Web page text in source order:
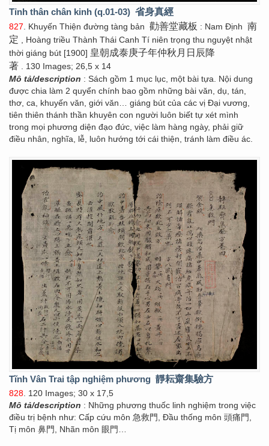
Tỉnh thân chân kinh (q.01-03) 省身真經
827 . Khuyến Thiện đường tàng bản 勸善堂藏板 : Nam Định 南
定 , Hoàng triều Thành Thái Canh Tí niên trọng thu nguyệt nhật
thời giáng bút [1900] 皇朝成泰庚子年仲秋月日辰降
著 . 130 Images; 26,5 x 14
Mô tả/description : Sách gồm 1 mục lục, một bài tựa. Nội dung
được chia làm 2 quyển chính bao gồm những bài văn, dụ, tán,
thơ, ca, khuyến văn, giới văn… giáng bút của các vị Đại vương,
tiên thiên thánh thần khuyên con người luôn biết tự xét mình
trong mọi phương diện đạo đức, việc làm hàng ngày, phải giữ
điều nhân, nghĩa, lễ, luôn hướng tới cái thiện, tránh làm điều ác.
Tĩnh Vân Trai tập nghiệm phương 靜耘齋集驗方
828 . 120 Images; 30 x 17,5
Mô tả/description : Những phương thuốc linh nghiệm trong việc
điều trị bệnh như: Cấp cứu môn 急救門, Đầu thống môn 頭痛門,
Tị môn 鼻門, Nhãn môn 眼門…